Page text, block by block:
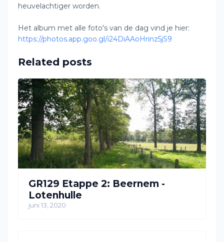
heuvelachtiger worden.
Het album met alle foto's van de dag vind je hier:
https://photos.app.goo.gl/i24DiAAoHrinz5jS9
Related posts
GR129 Etappe 2: Beernem -
Lotenhulle
juni 13, 2020